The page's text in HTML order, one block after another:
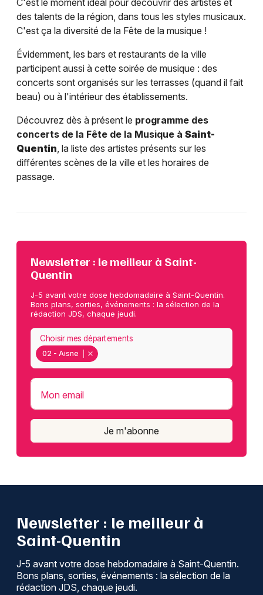
C'est le moment idéal pour découvrir des artistes et
des talents de la région, dans tous les styles musicaux.
C'est ça la diversité de la Fête de la musique !
Évidemment, les bars et restaurants de la ville
participent aussi à cette soirée de musique : des
concerts sont organisés sur les terrasses (quand il fait
beau) ou à l'intérieur des établissements.
Découvrez dès à présent le programme des
concerts de la Fête de la Musique à Saint-
Quentin, la liste des artistes présents sur les
différentes scènes de la ville et les horaires de
passage.
Newsletter : le meilleur à Saint-
Quentin
J-5 avant votre dose hebdomadaire à Saint-Quentin.
Bons plans, sorties, événements : la sélection de la
rédaction JDS, chaque jeudi.
02 - Aisne
Choisir mes départements
Mon email
Je m'abonne
Newsletter : le meilleur à
Saint-Quentin
J-5 avant votre dose hebdomadaire à Saint-Quentin.
Bons plans, sorties, événements : la sélection de la
rédaction JDS, chaque jeudi.